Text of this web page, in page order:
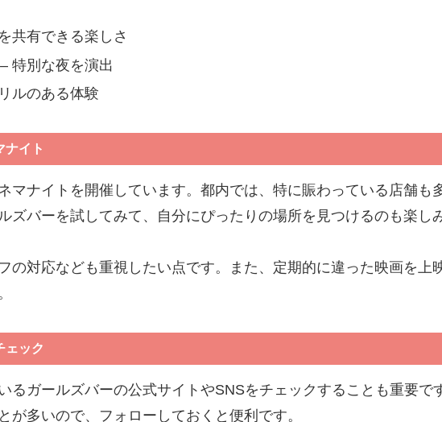
共有できる楽しさ
特別な夜を演出
ルのある体験
ナイト
マナイトを開催しています。都内では、特に賑わっている店舗も
ズバーを試してみて、自分にぴったりの場所を見つけるのも楽し
の対応なども重視したい点です。また、定期的に違った映画を上
ェック
るガールズバーの公式サイトやSNSをチェックすることも重要で
が多いので、フォローしておくと便利です。